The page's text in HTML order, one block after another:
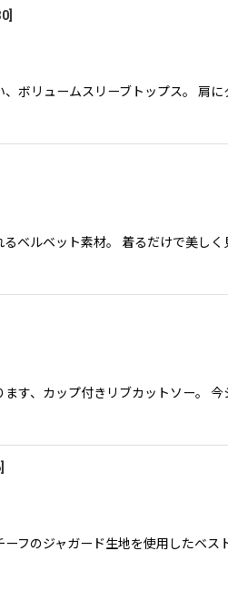
ボリュームスリーブトップス。 肩
ベルベット素材。 着るだけで美し
す、カップ付きリブカットソー。
フのジャガード生地を使用したベ